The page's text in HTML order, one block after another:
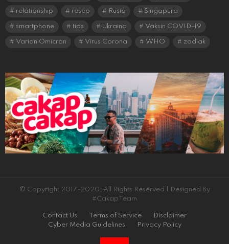
relationship resep Rusia Singapura
smartphone tips Ukraina Vaksin COVID-19
Varian Omicron Virus Corona WHO zodiak
© Copyright 2017-2020, All Rights Reserved | Designed By
#CakapTeam
Contact Us Terms of Service
Disclaimer
Cyber Media Guidelines
Privacy Policy